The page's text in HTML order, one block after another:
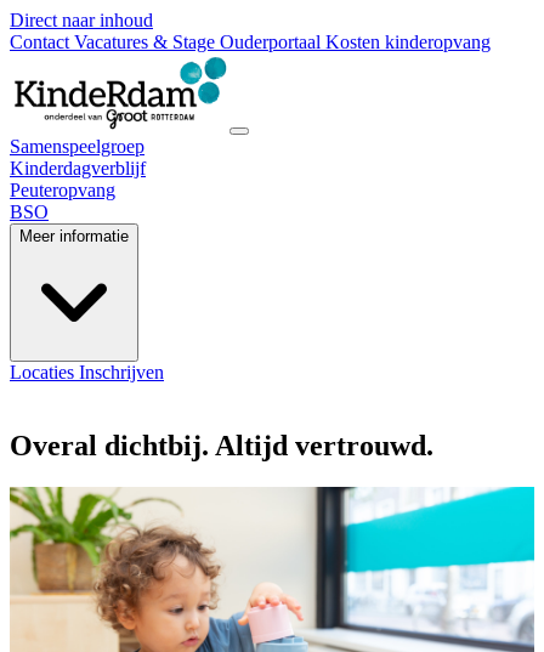
Direct naar inhoud
Contact Vacatures & Stage Ouderportaal Kosten kinderopvang
Samenspeelgroep
Kinderdagverblijf
Peuteropvang
BSO
Meer informatie
Locaties Inschrijven
Overal dichtbij. Altijd vertrouwd.